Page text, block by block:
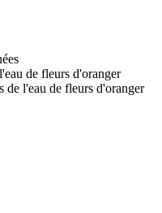
de fleurs d'oranger
de l'eau de fleurs d'oranger